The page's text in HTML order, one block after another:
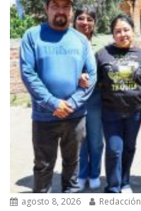
agosto 8, 2026 Redacción